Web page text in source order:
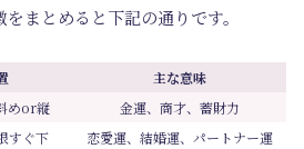
まとめると下記の通りです。
主な意味
めor縦
金運、商才、蓄財力
すぐ下
恋愛運、結婚運、パートナー運